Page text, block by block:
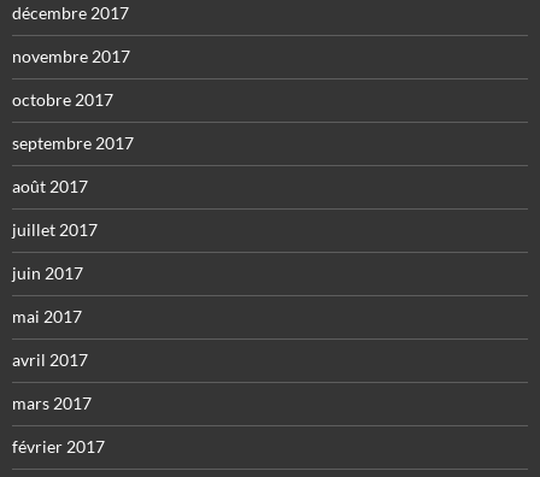
décembre 2017
novembre 2017
octobre 2017
septembre 2017
août 2017
juillet 2017
juin 2017
mai 2017
avril 2017
mars 2017
février 2017